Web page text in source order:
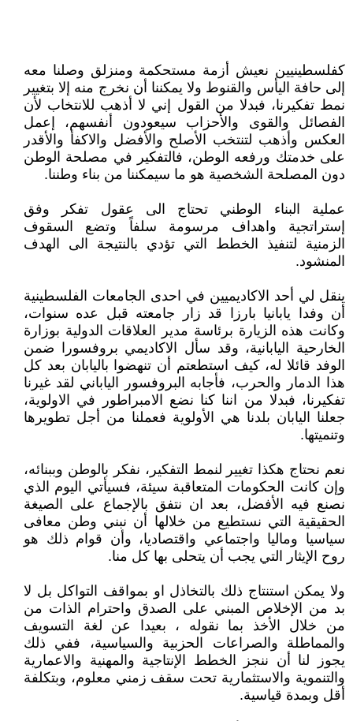
كفلسطينيين نعيش أزمة مستحكمة ومنزلق وصلنا معه
إلى حافة اليأس والقنوط ولا يمكننا أن نخرج منه إلا بتغيير
نمط تفكيرنا، فبدلا من القول إني لا أذهب للانتخاب لأن
الفصائل والقوى والأحزاب سيعودون أنفسهم، إعمل
العكس وأذهب لتنتخب الأصلح والأفضل والاكفأ والأقدر
على خدمتك ورفعه الوطن، فالتفكير في مصلحة الوطن
دون المصلحة الشخصية هو ما سيمكننا من بناء وطننا.
عملية البناء الوطني تحتاج الى عقول تفكر وفق
إستراتجية واهداف مرسومة سلفاً وتضع السقوف
الزمنية لتنفيذ الخطط التي تؤدي بالنتيجة الى الهدف
المنشود.
ينقل لي أحد الاكاديميين في احدى الجامعات الفلسطينية
أن وفدا يابانيا بارزا قد زار جامعته قبل عده سنوات،
وكانت هذه الزيارة برئاسة مدير العلاقات الدولية بوزارة
الخارحية اليابانية، وقد سأل الاكاديمي بروفسورا ضمن
الوفد قائلا له، كيف استطعتم أن تنهضوا باليابان بعد كل
هذا الدمار والحرب، فأجابه البروفسور الياباني لقد غيرنا
تفكيرنا، فبدلا من اننا كنا نضع الامبراطور في الاولوية،
جعلنا اليابان بلدنا هي الأولوية فعملنا من أجل تطويرها
وتنميتها.
نعم نحتاج هكذا تغيير لنمط التفكير، نفكر بالوطن وببنائه،
وإن كانت الحكومات المتعاقبة سيئة، فسيأتي اليوم الذي
نصنع فيه الأفضل، بعد ان نتفق بالإجماع على الصيغة
الحقيقية التي نستطيع من خلالها أن نبني وطن معافى
سياسيا وماليا واجتماعي واقتصاديا، وأن قوام ذلك هو
روح الإيثار التي يجب أن يتحلى بها كل منا.
ولا يمكن استنتاج ذلك بالتخاذل او بمواقف التواكل بل لا
بد من الإخلاص المبني على الصدق واحترام الذات من
من خلال الأخذ بما نقوله ، بعيدا عن لغة التسويف
والمماطلة والصراعات الحزبية والسياسية، ففي ذلك
يجوز لنا أن ننجز الخطط الإنتاجية والمهنية والاعمارية
والتنموية والاستثمارية تحت سقف زمني معلوم، وبتكلفة
أقل وبمدة قياسية.